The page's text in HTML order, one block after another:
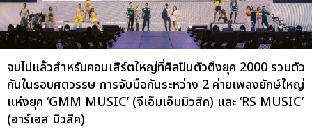
จบไปแล้วสำหรับคอนเสิร์ตใหญ่ที่ศิลปินตัวตึงยุค 2000 รวมตัว
กันในรอบศตวรรษ การจับมือกันระหว่าง 2 ค่ายเพลงยักษ์ใหญ่
แห่งยุค ‘GMM MUSIC’ (จีเอ็มเอ็มมิวสิค) และ ‘RS MUSIC’
(อาร์เอส มิวสิค)